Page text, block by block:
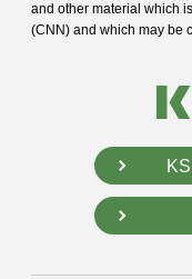
and other material which
(CNN) and which may be